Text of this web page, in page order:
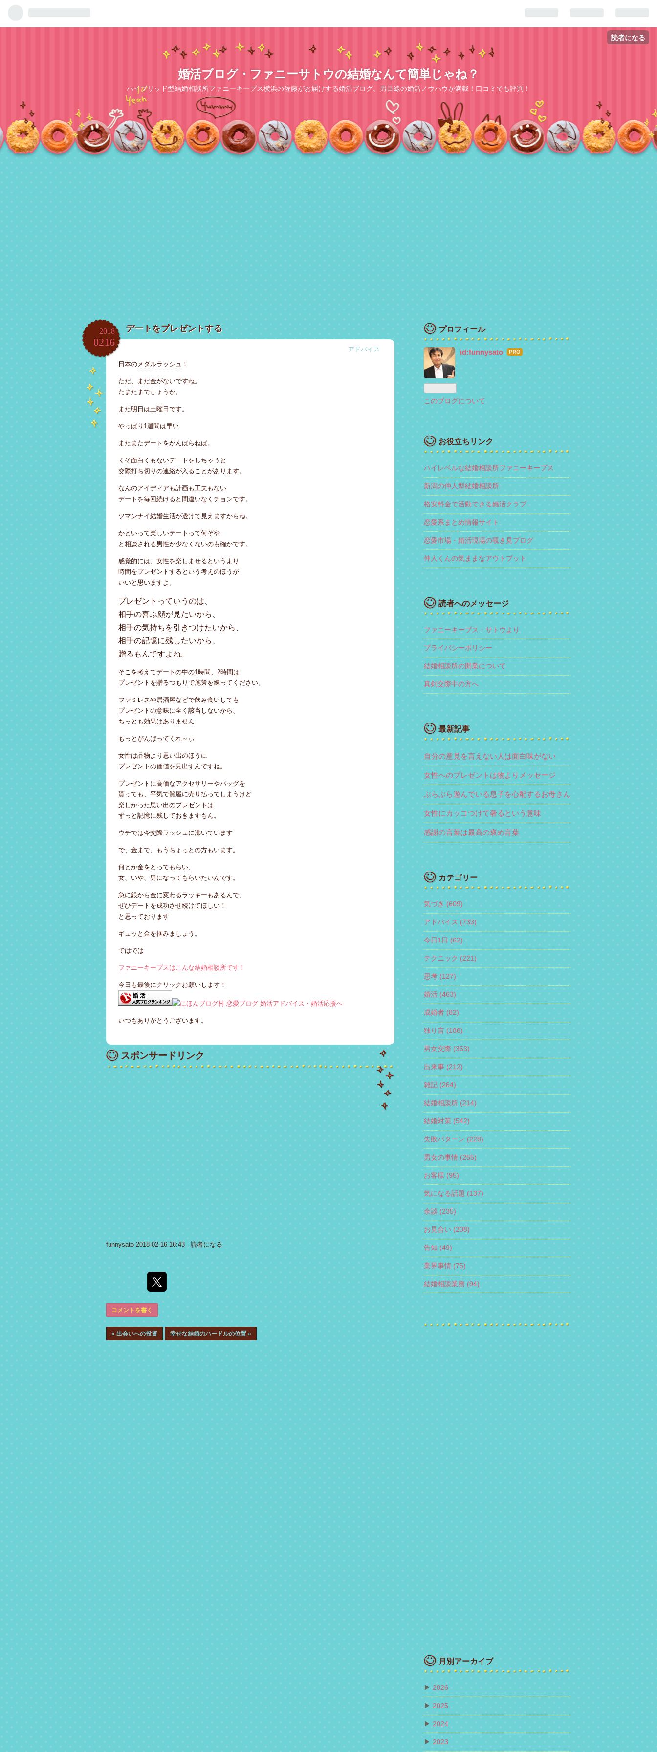
読者になる
婚活ブログ・ファニーサトウの結婚なんて簡単じゃね？
ハイブリッド型結婚相談所ファニーキープス横浜の佐藤がお届けする婚活ブログ。男目線の婚活ノウハウが満載！口コミでも評判！
2018
0216
デートをプレゼントする
アドバイス
日本のメダルラッシュ ！
ただ、まだ金がないですね。
たまたまでしょうか。
また明日は土曜日です。
やっぱり1週間は早い
またまたデートをがんばらねば。
くそ面白くもないデートをしちゃうと
交際打ち切りの連絡が入ることがあります。
なんのアイディアも計画も工夫もない
デートを毎回続けると間違いなくチョンです。
ツマンナイ結婚生活が透けて見えますからね。
かといって楽しいデートって何ぞや
と相談される男性が少なくないのも確かです。
感覚的には、女性を楽しませるというより
時間をプレゼントするという考えのほうが
いいと思いますよ。
プレゼントっていうのは、
相手の喜ぶ顔が見たいから、
相手の気持ちを引きつけたいから、
相手の記憶に残したいから、
贈るもんですよね。
そこを考えてデートの中の1時間、2時間は
プレゼントを贈るつもりで施策を練ってください。
ファミレスや居酒屋などで飲み食いしても
プレゼントの意味に全く該当しないから、
ちっとも効果はありません
もっとがんばってくれ～ぃ
女性は品物より思い出のほうに
プレゼントの価値を見出すんですね。
プレゼントに高価なアクセサリーやバッグを
貰っても、平気で質屋に売り払ってしまうけど
楽しかった思い出のプレゼントは
ずっと記憶に残しておきますもん。
ウチでは今交際ラッシュに沸いています
で、金まで、もうちょっとの方もいます。
何とか金をとってもらい、
女、いや、男になってもらいたいんです。
急に銀から金に変わるラッキーもあるんで、
ぜひデートを成功させ続けてほしい！
と思っております
ギュッと金を掴みましょう。
ではでは
ファニーキープスはこんな結婚相談所です！
今日も最後にクリックお願いします！
いつもありがとうございます。
スポンサードリンク
funnysato 2018-02-16 16:43 読者になる
コメントを書く
« 出会いへの投資 幸せな結婚のハードルの位置 »
プロフィール
id:funnysato はて
このブログについて
お役立ちリンク
ハイレベルな結婚相談所ファニーキープス
新潟の仲人型結婚相談所
格安料金で活動できる婚活クラブ
恋愛系まとめ情報サイト
恋愛市場・婚活現場の覗き見ブログ
仲人くんの気ままなアウトプット
読者へのメッセージ
ファニーキープス・サトウより
プライバシーポリシー
結婚相談所の開業について
真剣交際中の方へ
最新記事
自分の意見を言えない人は面白味がない
女性へのプレゼントは物よりメッセージ
ぶらぶら遊んでいる息子を心配するお母さん
女性にカッコつけて奢るという意味
感謝の言葉は最高の褒め言葉
カテゴリー
気づき (609)
アドバイス (733)
今日1日 (62)
テクニック (221)
思考 (127)
婚活 (463)
成婚者 (82)
独り言 (188)
男女交際 (353)
出来事 (212)
雑記 (264)
結婚相談所 (214)
結婚対策 (542)
失敗パターン (228)
男女の事情 (255)
お客様 (95)
気になる話題 (137)
余談 (235)
お見合い (208)
告知 (49)
業界事情 (75)
結婚相談業務 (94)
月別アーカイブ
▶ 2026
▶ 2025
▶ 2024
▶ 2023